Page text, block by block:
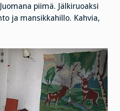
piimä. Jälkiruoaksi
ja mansikkahillo. Kahvia,